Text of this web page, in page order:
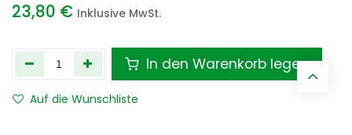
23,80 € Inklusive MwSt.
In den Warenkorb legen
Auf die Wunschliste